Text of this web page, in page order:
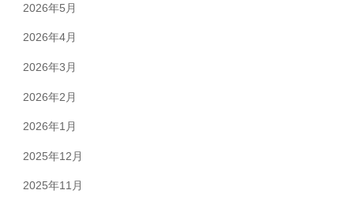
2026年5月
2026年4月
2026年3月
2026年2月
2026年1月
2025年12月
2025年11月